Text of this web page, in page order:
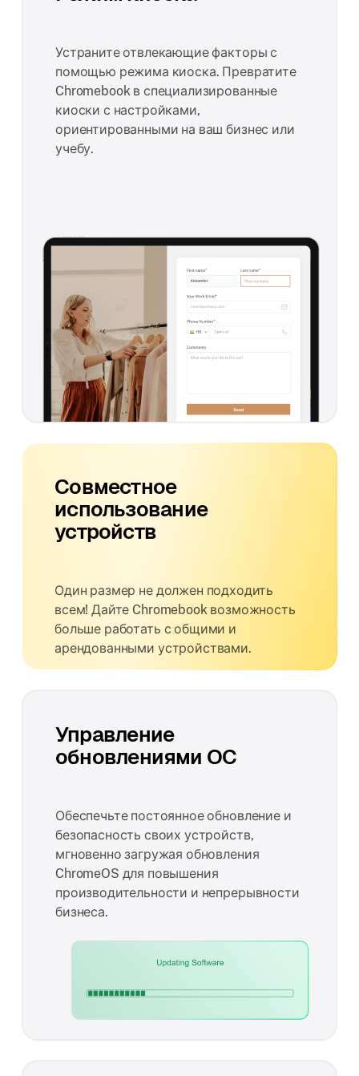
Устраните отвлекающие факторы с
помощью режима киоска. Превратите
Chromebook в специализированные
киоски с настройками,
ориентированными на ваш бизнес или
учебу.
Совместное
использование
устройств
Один размер не должен подходить
всем! Дайте Chromebook возможность
больше работать с общими и
арендованными устройствами.
Управление
обновлениями ОС
Обеспечьте постоянное обновление и
безопасность своих устройств,
мгновенно загружая обновления
ChromeOS для повышения
производительности и непрерывности
бизнеса.